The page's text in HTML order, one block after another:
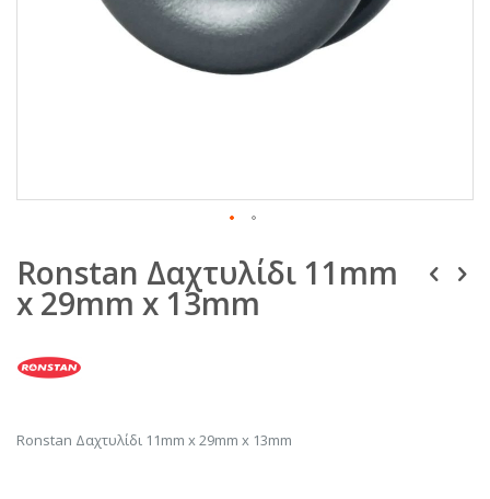
στην
αρχή
της
Ronstan Δαχτυλίδι 11mm
x 29mm x 13mm
Ronstan Δαχτυλίδι 11mm x 29mm x 13mm